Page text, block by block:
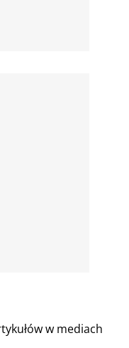
w mediach